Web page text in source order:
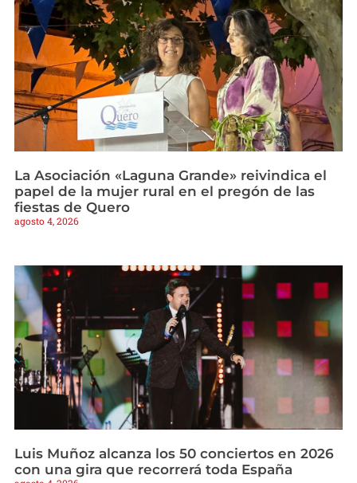
La Asociación «Laguna Grande» reivindica el
papel de la mujer rural en el pregón de las
fiestas de Quero
agosto 4, 2026
Luis Muñoz alcanza los 50 conciertos en 2026
con una gira que recorrerá toda España